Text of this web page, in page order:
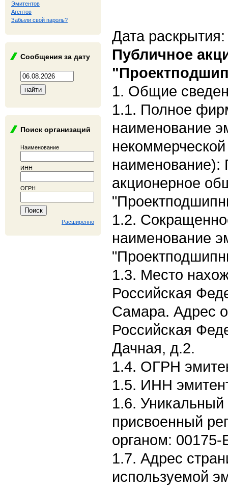
Эмитентов
Агентов
Забыли свой пароль?
Сообщения за дату
Поиск организаций
Наименование
ИНН
ОГРН
Расширенно
Дата
Публичное
1. Общие
1.1. Полное
наименование
наименование):
акционерное
1.2.
наименование
1.3. Место
Российская
Самара. Адрес
Российская
Дачная, д.2.
1.4. ОГРН
1.5. ИНН
1.6. Уникальный
присвоенный
органом: 00175-
1.7. Адрес
используемой